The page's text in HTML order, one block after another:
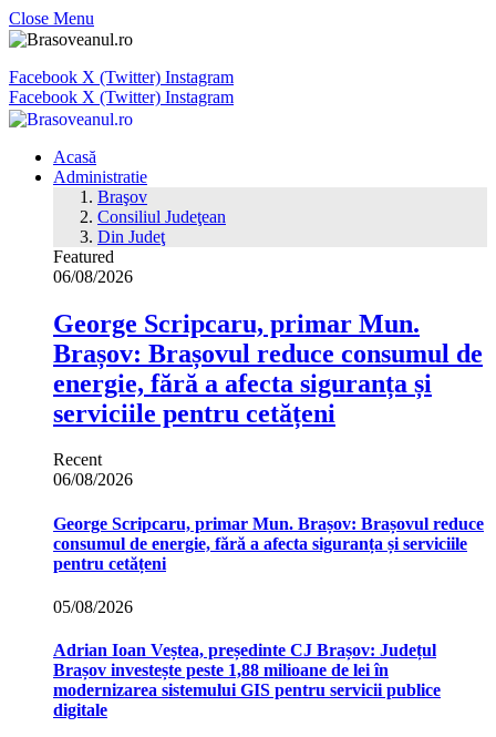
Close Menu
Facebook X (Twitter) Instagram
Facebook X (Twitter) Instagram
Acasă
Administratie
Braşov
Consiliul Judeţean
Din Judeţ
Featured
06/08/2026
George Scripcaru, primar Mun.
Brașov: Brașovul reduce consumul de
energie, fără a afecta siguranța și
serviciile pentru cetățeni
Recent
06/08/2026
George Scripcaru, primar Mun. Brașov: Brașovul reduce
consumul de energie, fără a afecta siguranța și serviciile
pentru cetățeni
05/08/2026
Adrian Ioan Veștea, președinte CJ Brașov: Județul
Brașov investește peste 1,88 milioane de lei în
modernizarea sistemului GIS pentru servicii publice
digitale